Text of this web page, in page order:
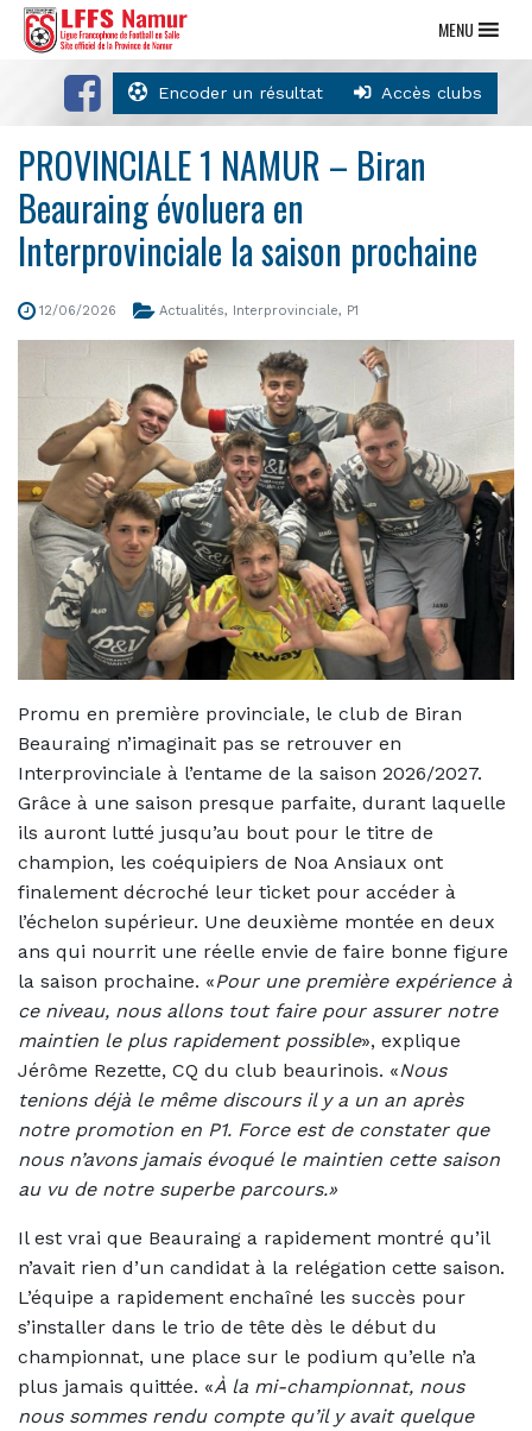
Encoder un résultat Accès clubs
MENU
PROVINCIALE 1 NAMUR – Biran
Beauraing évoluera en
Interprovinciale la saison prochaine
12/06/2026 Actualités, Interprovinciale, P1
Promu en première provinciale, le club de Biran
Beauraing n’imaginait pas se retrouver en
Interprovinciale à l’entame de la saison 2026/2027.
Grâce à une saison presque parfaite, durant laquelle
ils auront lutté jusqu’au bout pour le titre de
champion, les coéquipiers de Noa Ansiaux ont
finalement décroché leur ticket pour accéder à
l’échelon supérieur. Une deuxième montée en deux
ans qui nourrit une réelle envie de faire bonne figure
la saison prochaine. «Pour une première expérience à
ce niveau, nous allons tout faire pour assurer notre
maintien le plus rapidement possible», explique
Jérôme Rezette, CQ du club beaurinois. «Nous
tenions déjà le même discours il y a un an après
notre promotion en P1. Force est de constater que
nous n’avons jamais évoqué le maintien cette saison
au vu de notre superbe parcours.»
Il est vrai que Beauraing a rapidement montré qu’il
n’avait rien d’un candidat à la relégation cette saison.
L’équipe a rapidement enchaîné les succès pour
s’installer dans le trio de tête dès le début du
championnat, une place sur le podium qu’elle n’a
plus jamais quittée. «À la mi-championnat, nous
nous sommes rendu compte qu’il y avait quelque